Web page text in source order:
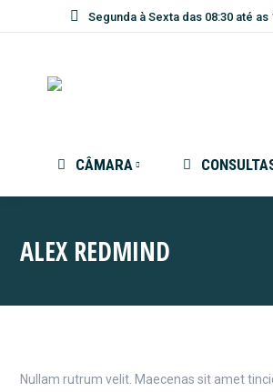
Segunda à Sexta das 08:30 até as
CÂMARA
ALEX REDMIND
Nullam rutrum velit. Maecenas sit amet